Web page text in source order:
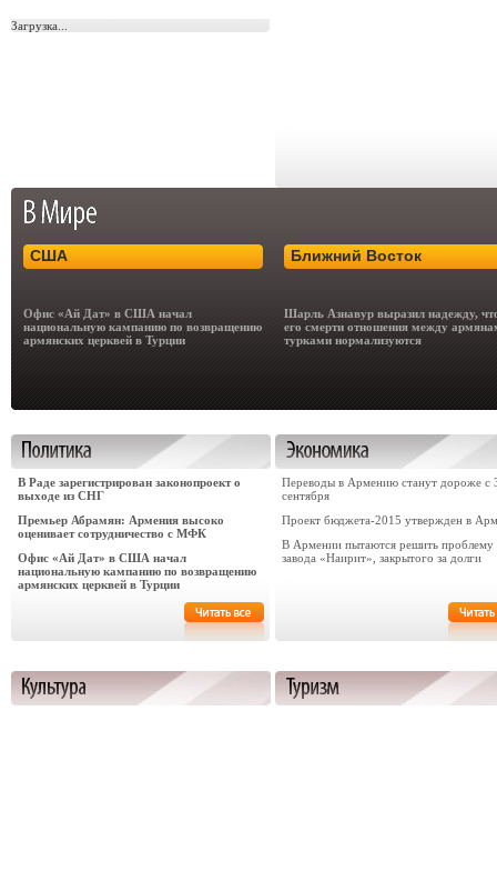
Загрузка...
США
Офис «Ай Дат» в США начал
национальную кампанию по возвращению
армянских церквей в Турции
Ближний Восток
Шарль Азнавур выразил надежду,
его смерти отношения между
турками нормализуются
В Раде зарегистрирован законопроект о
выходе из СНГ
Премьер Абрамян: Армения высоко
оценивает сотрудничество с МФК
Офис «Ай Дат» в США начал
национальную кампанию по возвращению
армянских церквей в Турции
Переводы в Армению станут дороже с
сентября
Проект бюджета-2015 утвержден в
В Армении пытаются решить проблему
завода «Наирит», закрытого за долги